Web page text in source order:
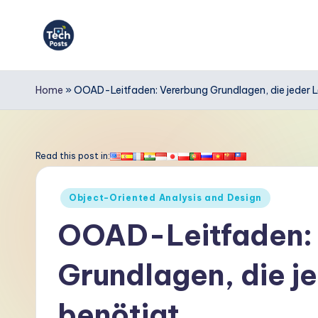
T
e
h
Home » OOAD-Leitfaden: Vererbung Grundlagen, die jeder
Read this post in:
Posted
Object-Oriented Analysis and Design
OOAD-Leitfaden:
Grundlagen, die